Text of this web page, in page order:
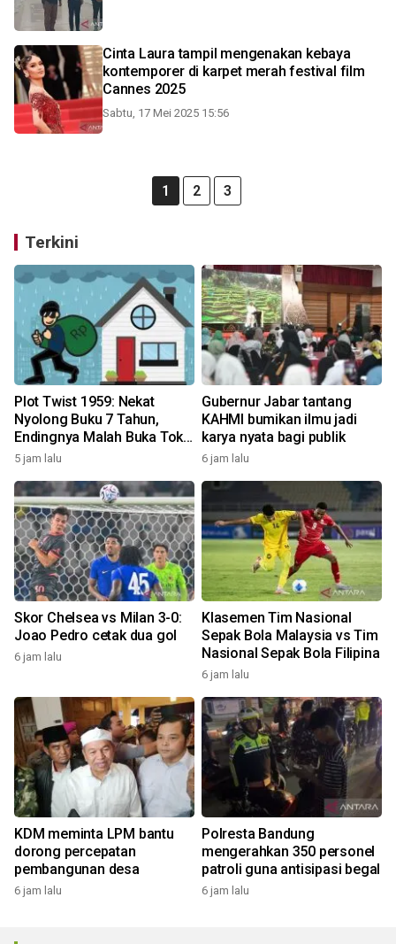
Cinta Laura tampil mengenakan kebaya
kontemporer di karpet merah festival film
Cannes 2025
Sabtu, 17 Mei 2025 15:56
1 2 3
Terkini
Plot Twist 1959: Nekat
Nyolong Buku 7 Tahun,
Endingnya Malah Buka Toko
Saingan!
5 jam lalu
Gubernur Jabar tantang
KAHMI bumikan ilmu jadi
karya nyata bagi publik
6 jam lalu
Skor Chelsea vs Milan 3-0:
Joao Pedro cetak dua gol
6 jam lalu
Klasemen Tim Nasional
Sepak Bola Malaysia vs Tim
Nasional Sepak Bola Filipina
6 jam lalu
KDM meminta LPM bantu
dorong percepatan
pembangunan desa
6 jam lalu
Polresta Bandung
mengerahkan 350 personel
patroli guna antisipasi begal
6 jam lalu